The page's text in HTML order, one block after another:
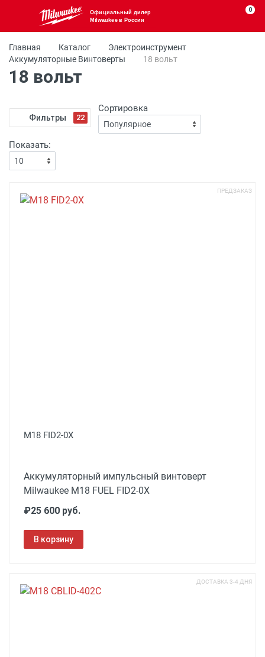
Официальный дилер
Milwaukee в России
0
Главная Каталог
Электроинструмент
Аккумуляторные Винтоверты
18 вoльт
18 вoльт
Фильтры 22
Сортировка
Показать:
ПРЕДЗАКАЗ
M18 FID2-0X
Аккумуляторный импульсный винтоверт
Milwaukee M18 FUEL FID2-0X
₽25 600 руб.
В корзину
ДОСТАВКА 3-4 ДНЯ